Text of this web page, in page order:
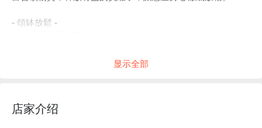
- 頌缽放鬆 -
显示全部
店家介绍